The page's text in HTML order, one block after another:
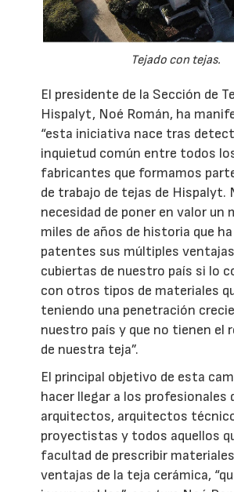
Tejado con tejas.
El presidente de la Sección de
Hispalyt, Noé Román, ha
“esta iniciativa nace tras
inquietud común entre todos
fabricantes que formamos
de trabajo de tejas de Hispalyt.
necesidad de poner en valor un
miles de años de historia que
patentes sus múltiples
cubiertas de nuestro país si lo
con otros tipos de materiales
teniendo una penetración
nuestro país y que no tienen el
de nuestra teja”.
El principal objetivo de esta
hacer llegar a los profesionales
arquitectos, arquitectos
proyectistas y todos aquellos
facultad de prescribir
ventajas de la teja cerámica,